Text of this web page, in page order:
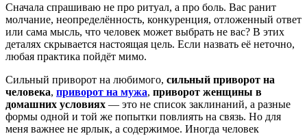
Сначала спрашиваю не про ритуал, а про боль. Вас ранит
молчание, неопределённость, конкуренция, отложенный ответ
или сама мысль, что человек может выбрать не вас? В этих
деталях скрывается настоящая цель. Если назвать её неточно,
любая практика пойдёт мимо.
Сильный приворот на любимого, сильный приворот на
человека, приворот на мужа, приворот женщины в
домашних условиях — это не список заклинаний, а разные
формы одной и той же попытки повлиять на связь. Но для
меня важнее не ярлык, а содержимое. Иногда человек